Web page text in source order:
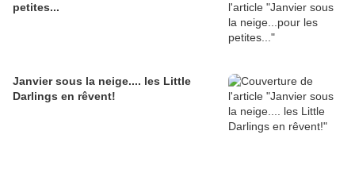
petites...
Janvier sous la neige.... les Little
Darlings en rêvent!